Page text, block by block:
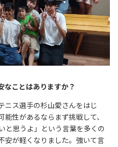
なことはありますか？
ニス選手の杉山愛さんをはじ
性があるならまず挑戦して、
と思うよ」という言葉を多くの
安が軽くなりました。強いて言